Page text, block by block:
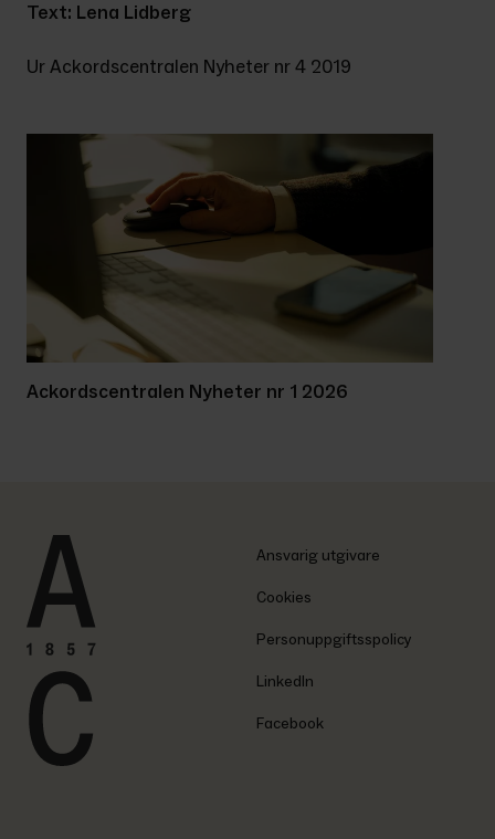
Text: Lena Lidberg
Ur Ackordscentralen Nyheter nr 4 2019
Ackordscentralen Nyheter nr 1 2026
Ansvarig utgivare
Cookies
Personuppgiftsspolicy
LinkedIn
Facebook